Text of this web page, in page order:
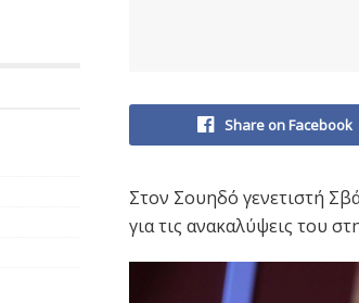
Share on Facebook
Στον Σουηδό γενετιστή
για τις ανακαλύψεις του